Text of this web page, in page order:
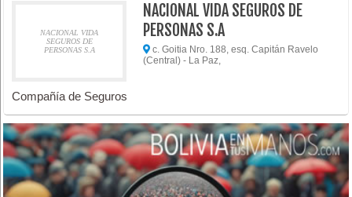
NACIONAL VIDA
SEGUROS DE
PERSONAS S.A
NACIONAL VIDA SEGUROS DE
PERSONAS S.A
c. Goitia Nro. 188, esq. Capitán Ravelo
(Central) - La Paz,
Compañía de Seguros